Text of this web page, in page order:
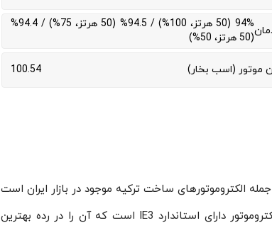
94% (50 هرتز، 100%) / 94.5% (50 هرتز، 75%) / 94.4%
(50 هرتز، 50%)
موتور (اسب بخار) 100.54
جمله الکتروموتورهای ساخت ترکیه موجود در بازار ایران است
که علاوه بر کیفیت ساخت بالا، دوام و کارایی قابل‌قبولی دارد. این الکتروموتور دارای استاندارد IE3 است که آن را در رده بهترین